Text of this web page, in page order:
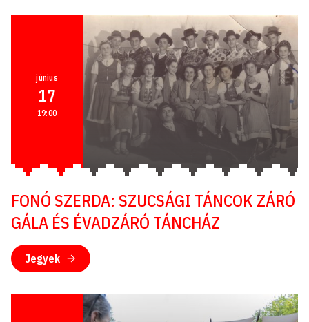
június
17
19:00
FONÓ SZERDA: SZUCSÁGI TÁNCOK ZÁRÓ
GÁLA ÉS ÉVADZÁRÓ TÁNCHÁZ
Jegyek